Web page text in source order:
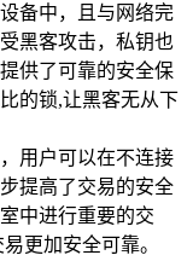
备中，且与网络完
黑客攻击，私钥也
供了可靠的安全保
的锁,让黑客无从下
用户可以在不连接
提高了交易的安全
中进行重要的交
更加安全可靠。